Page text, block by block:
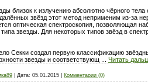
близок к излучению абсолютно чёрного
звёзд этот метод неприменим из-за
оптическая спектроскопия, позволяющая
звезды. Для некоторых типов звёзд в
Секки создал первую классификацию
звезды и соответствующ
Читать
Дата: 05.01.2015 Комментарии (0)